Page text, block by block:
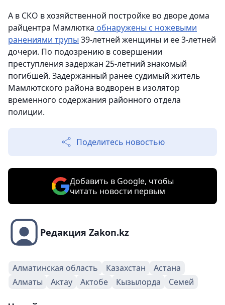
А в СКО в хозяйственной постройке во дворе дома
райцентра Мамлютка обнаружены с ножевыми
ранениями трупы 39-летней женщины и ее 3-летней
дочери. По подозрению в совершении
преступления задержан 25-летний знакомый
погибшей. Задержанный ранее судимый житель
Мамлютского района водворен в изолятор
временного содержания районного отдела
полиции.
Поделитесь новостью
Добавить в Google, чтобы
читать новости первым
Редакция Zakon.kz
Алматинская область Казахстан
Астана
Алматы
Актау Актобе Кызылорда Семей